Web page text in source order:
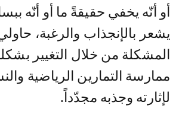
أو أنّه يخفي حقيقةً ما أو أنّه
يشعر بالإنجذاب والرغبة،
المشكلة من خلال التغيير
ممارسة التمارين الرياضية
لإثارته وجذبه مجدّداً.